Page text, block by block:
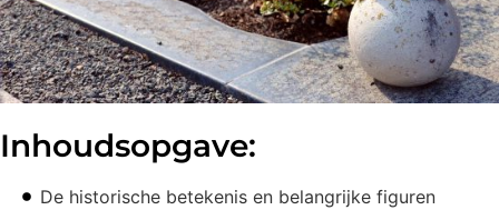
Inhoudsopgave:
De historische betekenis en belangrijke figuren